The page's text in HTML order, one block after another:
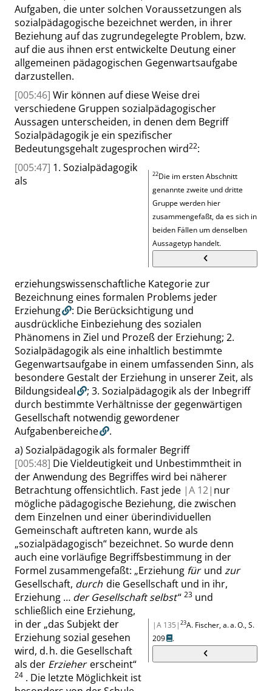
Aufgaben, die unter solchen Voraussetzungen als
sozialpädagogische bezeichnet werden, in ihrer
Beziehung auf das zugrundegelegte Problem, bzw.
auf die aus ihnen erst entwickelte Deutung einer
allgemeinen pädagogischen Gegenwartsaufgabe
darzustellen.
[005:46] Wir können auf diese Weise drei
verschiedene Gruppen sozialpädagogischer
Aussagen unterscheiden, in denen dem Begriff
Sozialpädagogik je ein spezifischer
Bedeutungsgehalt zugesprochen wird22
22Die im ersten Abschnitt
genannte zweite und dritte
Gruppe werden hier
zusammengefaßt, da es sich in
beiden Fällen um denselben
Aussagetyp handelt.
:
[005:47] 1. Sozialpädagogik
als
erziehungswissenschaftliche Kategorie zur
Bezeichnung eines formalen Problems jeder
Erziehung
: Die Berücksichtigung und
ausdrückliche Einbeziehung des sozialen
Phänomens in Ziel und Prozeß der Erziehung; 2.
Sozialpädagogik als eine inhaltlich bestimmte
Gegenwartsaufgabe in einem umfassenden Sinn, als
besondere Gestalt der Erziehung in unserer Zeit, als
Bildungsideal
; 3. Sozialpädagogik als der Inbegriff
durch bestimmte Verhältnisse der gegenwärtigen
Gesellschaft notwendig gewordener
Aufgabenbereiche
.
a) Sozialpädagogik als formaler Begriff
[005:48] Die Vieldeutigkeit und Unbestimmtheit in
der Anwendung des Begriffes wird bei näherer
Betrachtung offensichtlich. Fast jede |A 12| nur
mögliche pädagogische Beziehung, die zwischen
dem Einzelnen und einer überindividuellen
Gemeinschaft auftreten kann, wurde als
„sozialpädagogisch“ bezeichnet. So wurde denn
auch eine vorläufige Begriffsbestimmung in der
Formel zusammengefaßt: „Erziehung fürund zur
Gesellschaft, durch die Gesellschaft und in ihr,
Erziehung … der Gesellschaft selbst“ 23
|A 135| 23A. Fischer, a. a. O.,S.
209
.
und
schließlich eine Erziehung,
in der „das Subjekt der
Erziehung sozial gesehen
wird, d. h. die Gesellschaft
als der Erziehererscheint“
24 . Die letzte Möglichkeit ist